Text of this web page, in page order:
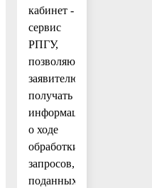
кабинет -
сервис
РПГУ,
позволяющий
заявителю
получать
информацию
о ходе
обработки
запросов,
поданных